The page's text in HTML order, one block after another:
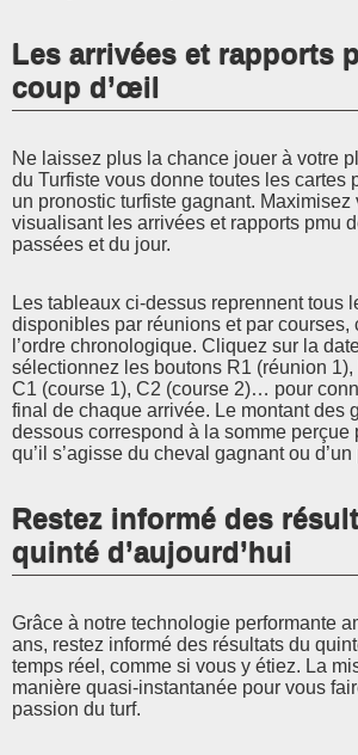
Les arrivées et rapports
coup d’œil
Ne laissez plus la chance jouer à votre
du Turfiste vous donne toutes les cartes
un pronostic turfiste gagnant. Maximisez
visualisant les arrivées et rapports pmu
passées et du jour.
Les tableaux ci-dessus reprennent tous
disponibles par réunions et par courses,
l’ordre chronologique. Cliquez sur la
sélectionnez les boutons R1 (réunion
C1 (course 1), C2 (course 2)… pour
final de chaque arrivée. Le montant des
dessous correspond à la somme perçue
qu’il s’agisse du cheval gagnant ou
Restez informé des
quinté d’aujourd’hui
Grâce à notre technologie performante
ans, restez informé des résultats du
temps réel, comme si vous y étiez. La
manière quasi-instantanée pour vous
passion du turf.